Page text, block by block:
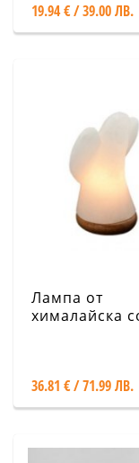
19.94 € / 39.00 ЛВ.
Лампа от
хималайска
36.81 € / 71.99 ЛВ.